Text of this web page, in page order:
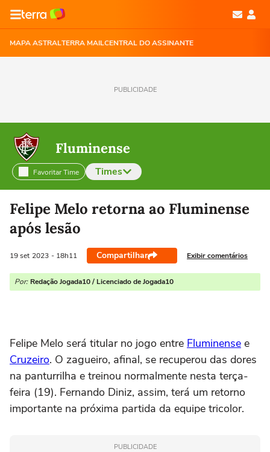
MAPA ASTRALTERRA MAILCENTRAL DO ASSINANTE
PUBLICIDADE
Fluminense
Favoritar Time Times
Selecione o time para ver as notícias
Felipe Melo retorna ao Fluminense
após lesão
19 set 2023 - 18h11 Compartilhar Exibir comentários
Por: Redação Jogada10 / Licenciado de Jogada10
Felipe Melo será titular no jogo entre Fluminense e
Cruzeiro. O zagueiro, afinal, se recuperou das dores
na panturrilha e treinou normalmente nesta terça-
feira (19). Fernando Diniz, assim, terá um retorno
importante na próxima partida da equipe tricolor.
PUBLICIDADE